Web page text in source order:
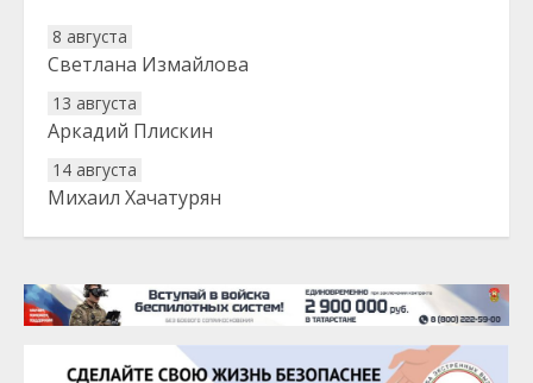
8 августа
Светлана Измайлова
13 августа
Аркадий Плискин
14 августа
Михаил Хачатурян
20 августа
22 августа
Евгений Ефимов
25 августа